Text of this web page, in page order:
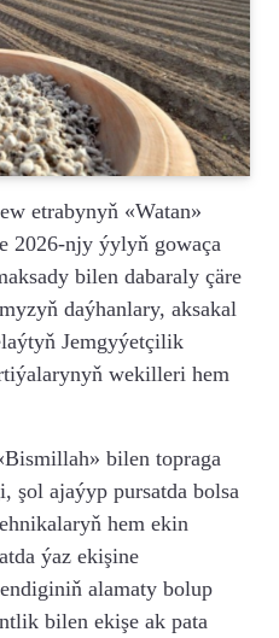
etrabynyň «Watan»
2026-njy ýylyň gowaça
bilen dabaraly çäre
daýhanlary, aksakal
Jemgyýetçilik
wekilleri hem
bilen topraga
şol ajaýyp pursatda bolsa
hem ekin
ýaz ekişine
alamaty bolup
bilen ekişe ak pata